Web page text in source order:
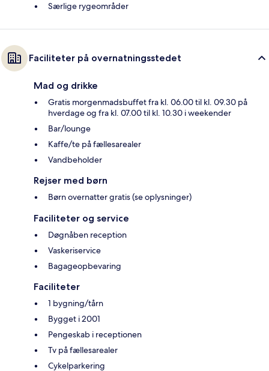
Særlige rygeområder
Faciliteter på overnatningsstedet
Mad og drikke
Gratis morgenmadsbuffet fra kl. 06.00 til kl. 09.30 på
hverdage og fra kl. 07.00 til kl. 10.30 i weekender
Bar/lounge
Kaffe/te på fællesarealer
Vandbeholder
Rejser med børn
Børn overnatter gratis (se oplysninger)
Faciliteter og service
Døgnåben reception
Vaskeriservice
Bagageopbevaring
Faciliteter
1 bygning/tårn
Bygget i 2001
Pengeskab i receptionen
Tv på fællesarealer
Cykelparkering